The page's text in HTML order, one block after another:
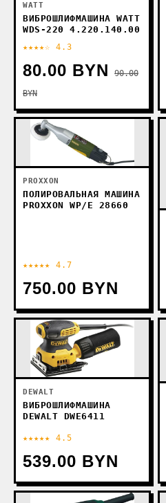
WATT
ВИБРОШЛИФМАШИНА WATT
WDS-220 4.220.140.00
★★★★☆ 4.3
80.00 BYN
90.00
BYN
PROXXON
ПОЛИРОВАЛЬНАЯ МАШИНА
PROXXON WP/E 28660
★★★★★ 4.7
750.00 BYN
DEWALT
ВИБРОШЛИФМАШИНА
DEWALT DWE6411
★★★★★ 4.5
539.00 BYN